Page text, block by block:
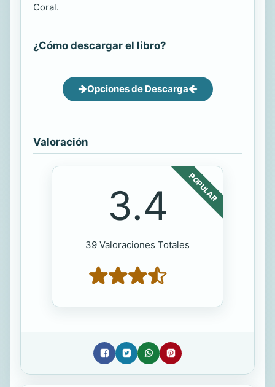
Coral.
¿Cómo descargar el libro?
Opciones de Descarga
Valoración
POPULAR
3.4
39 Valoraciones Totales